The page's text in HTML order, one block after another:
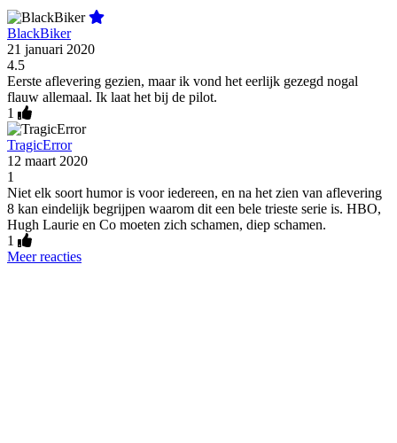
BlackBiker
21 januari 2020
4.5
Eerste aflevering gezien, maar ik vond het eerlijk gezegd nogal
flauw allemaal. Ik laat het bij de pilot.
1
TragicError
12 maart 2020
1
Niet elk soort humor is voor iedereen, en na het zien van aflevering
8 kan eindelijk begrijpen waarom dit een bele trieste serie is. HBO,
Hugh Laurie en Co moeten zich schamen, diep schamen.
1
Meer reacties